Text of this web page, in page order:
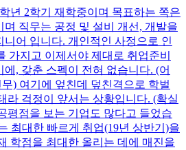
년 2학기 재학중이며 목표하는 쪽은
며 직무는 공정 및 설비 개선, 개발을
니어 입니다. 개인적인 사정으로 인
가지고 이제서야 제대로 취업준비
에, 갖춘 스펙이 전혀 없습니다. (어
) 여기에 엎친데 덮친격으로 학벌
라 걱정이 앞서는 상황입니다. (확실
평점을 보는 기업도 많다고 들었습
최대한 빠르게 취업(19년 상반기)을
학점을 최대한 올리는 데에 매진을